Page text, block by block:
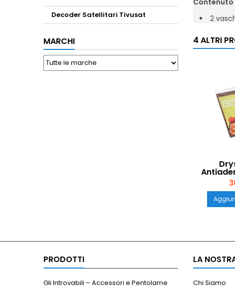
Decoder Satellitari Tivusat
MARCHI
Contenuto
2
4 ALTRI
Set
PRODOTTI
Gli Introvabili – Accessori e Pentolame
LA
Chi Siamo